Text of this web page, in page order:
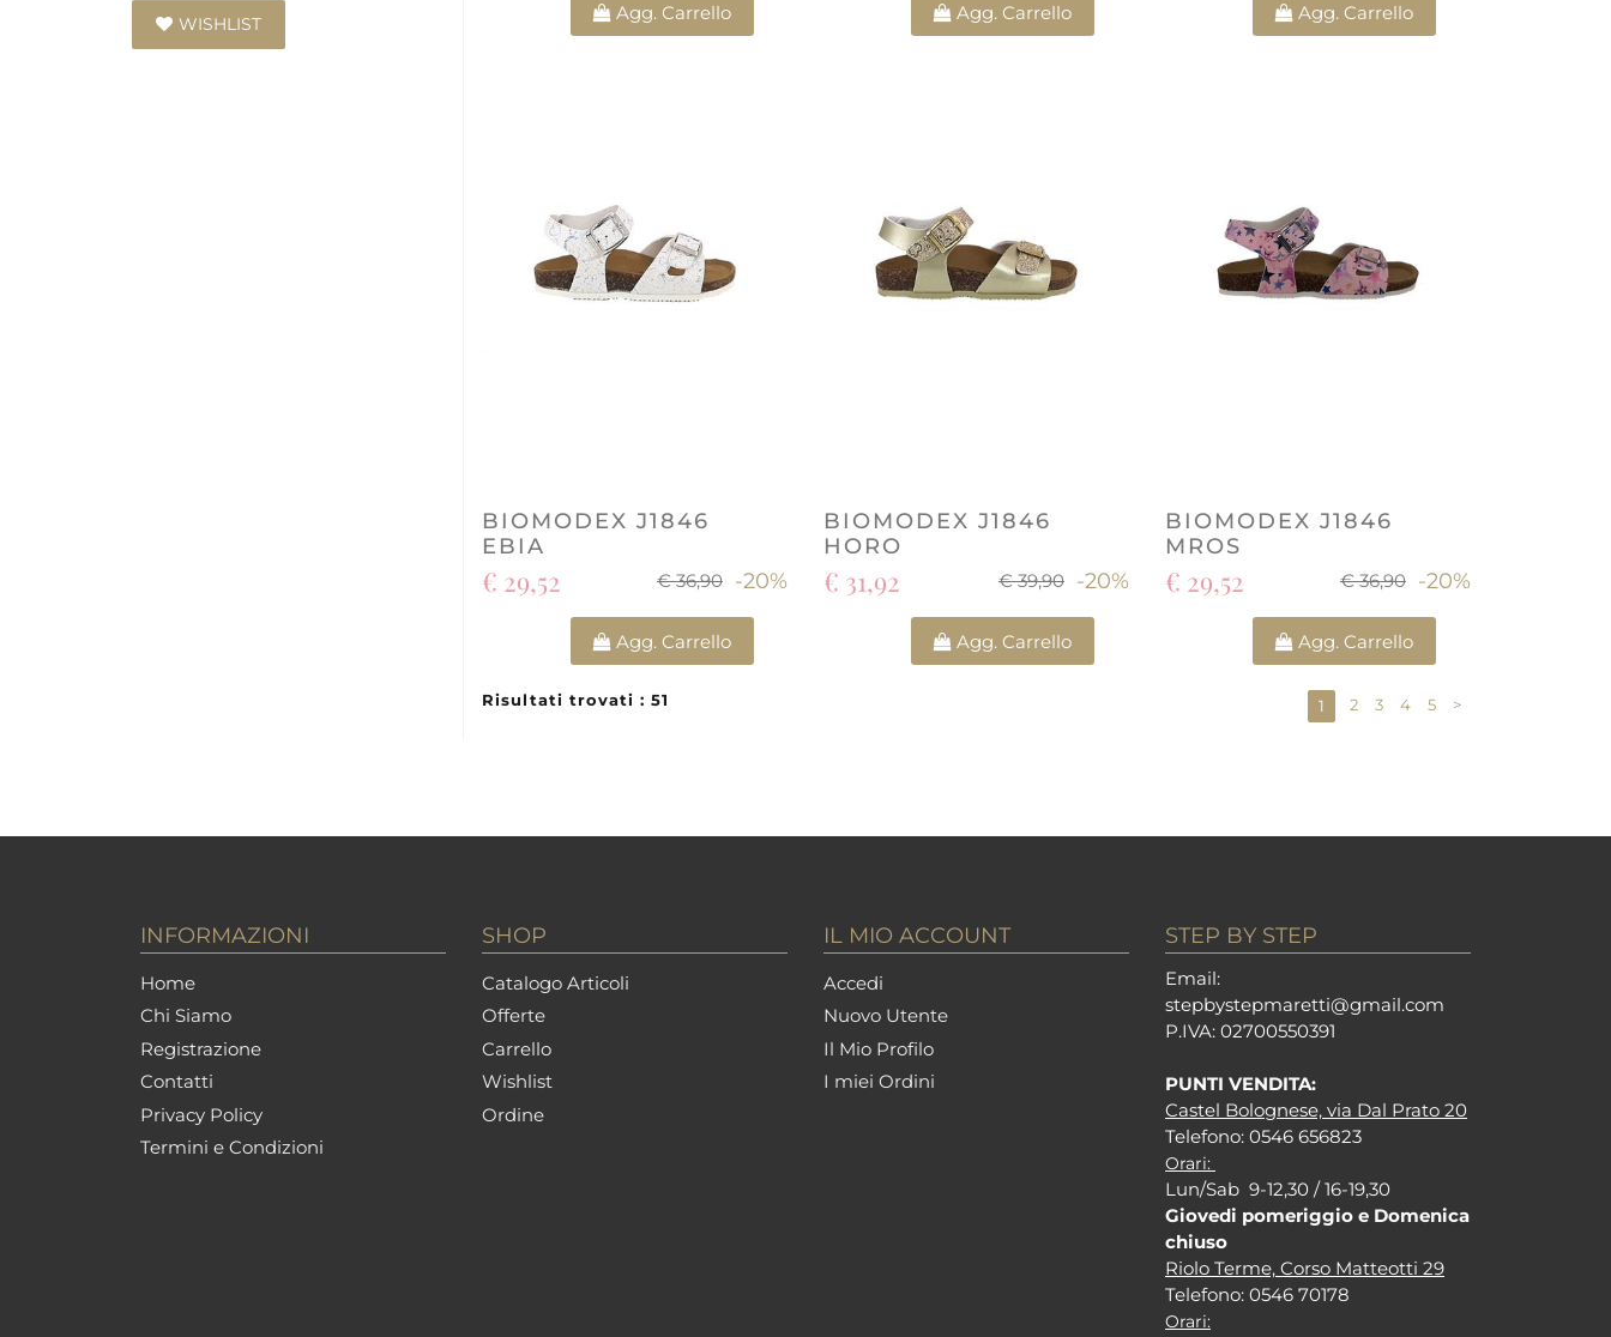
WISHLIST Agg. Carrello Agg. Carrello Agg. Carrello
BIOMODEX J1846
EBIA
€ 36,90 -20%
€ 29,52
Agg. Carrello
BIOMODEX J1846
HORO
€ 39,90 -20%
€ 31,92
Agg. Carrello
BIOMODEX J1846
MROS
€ 36,90 -20%
€ 29,52
Agg. Carrello
Risultati trovati : 51 1 2 3 4 5 >
INFORMAZIONI
Home
Chi Siamo
Registrazione
Contatti
Privacy Policy
Termini e Condizioni
SHOP
Catalogo Articoli
Offerte
Carrello
Wishlist
Ordine
IL MIO ACCOUNT
Accedi
Nuovo Utente
Il Mio Profilo
I miei Ordini
STEP BY STEP
Email:
stepbystepmaretti@gmail.com
P.IVA: 02700550391
PUNTI VENDITA:
Castel Bolognese, via Dal Prato 20
Telefono: 0546 656823
Orari:
Lun/Sab 9-12,30 / 16-19,30
Giovedi pomeriggio e Domenica
chiuso
Riolo Terme, Corso Matteotti 29
Telefono: 0546 70178
Orari: